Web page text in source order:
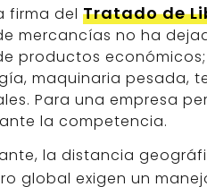
firma del Tratado de
mercancías no ha
productos
maquinaria pesada,
Para una empresa
la competencia.
la distancia
global exigen un